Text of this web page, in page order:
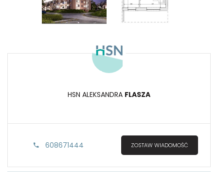
HSN ALEKSANDRA FLASZA
608671444 ZOSTAW WIADOMOŚĆ